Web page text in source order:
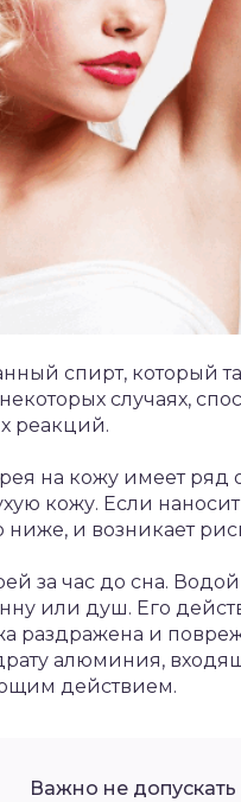
спирт, который
случаях,
реакций.
на кожу имеет ряд
кожу. Если
ниже, и возникает
за час до сна.
или душ. Его
раздражена и
алюминия,
действием.
Важно не